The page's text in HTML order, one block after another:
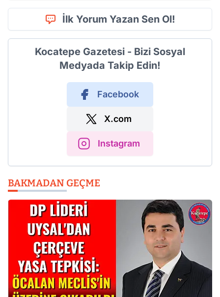
İlk Yorum Yazan Sen Ol!
Kocatepe Gazetesi - Bizi Sosyal
Medyada Takip Edin!
Facebook
X.com
Instagram
BAKMADAN GEÇME